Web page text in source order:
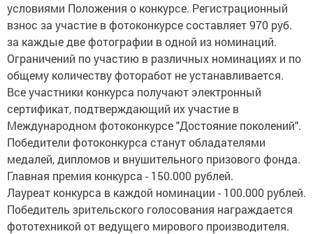
условиями Положения о конкурсе. Регистрационный
взнос за участие в фотоконкурсе составляет 970 руб.
за каждые две фотографии в одной из номинаций.
Ограничений по участию в различных номинациях и по
общему количеству фоторабот не устанавливается.
Все участники конкурса получают электронный
сертификат, подтверждающий их участие в
Международном фотоконкурсе "Достояние поколений".
Победители фотоконкурса станут обладателями
медалей, дипломов и внушительного призового фонда.
Главная премия конкурса - 150.000 рублей.
Лауреат конкурса в каждой номинации - 100.000 рублей.
Победитель зрительского голосования награждается
фототехникой от ведущего мирового производителя.